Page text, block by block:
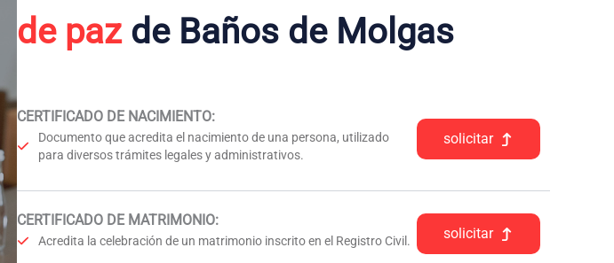
de pazde Baños de Molgas
CERTIFICADO DE NACIMIENTO:
Documento que acredita el nacimiento de una persona, utilizado
para diversos trámites legales y administrativos.
solicitar
CERTIFICADO DE MATRIMONIO:
Acredita la celebración de un matrimonio inscrito en el Registro Civil. solicitar